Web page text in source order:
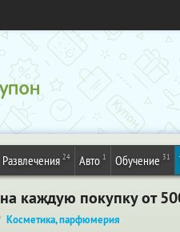
Развлечения 24 Авто 1 Обучение 31
на каждую покупку от
Косметика, парфюмерия